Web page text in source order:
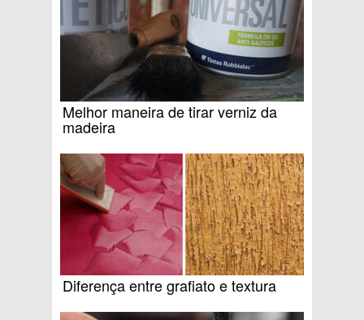
Melhor maneira de tirar verniz da
madeira
Diferença entre grafiato e textura